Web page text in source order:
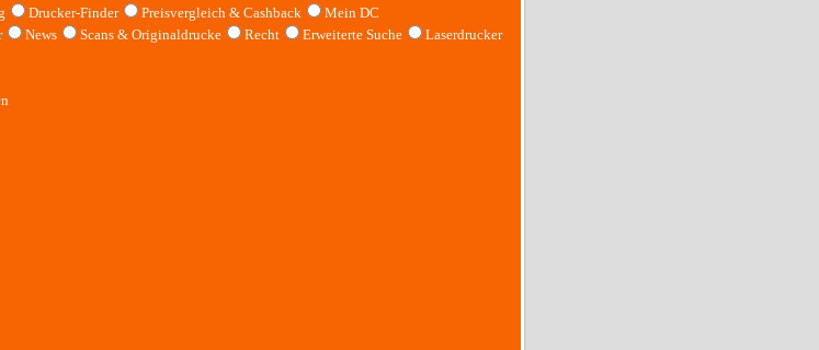
Drucker-Finder Preisvergleich & Cashback
Mein DC
News Scans & Originaldrucke Recht Erweiterte Suche
Laserdrucker